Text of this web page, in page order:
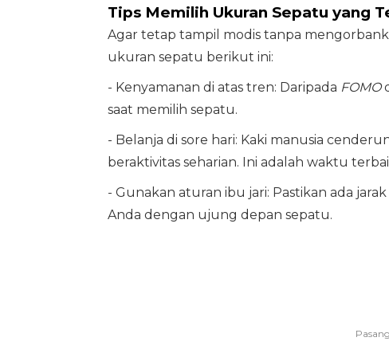
Tips Memilih Ukuran Sepatu yang
Agar tetap tampil modis tanpa
ukuran sepatu berikut ini:
- Kenyamanan di atas tren: Daripada FOMO
saat memilih sepatu.
- Belanja di sore hari: Kaki manusia
beraktivitas seharian. Ini adalah waktu
- Gunakan aturan ibu jari: Pastikan ada
Anda dengan ujung depan sepatu.